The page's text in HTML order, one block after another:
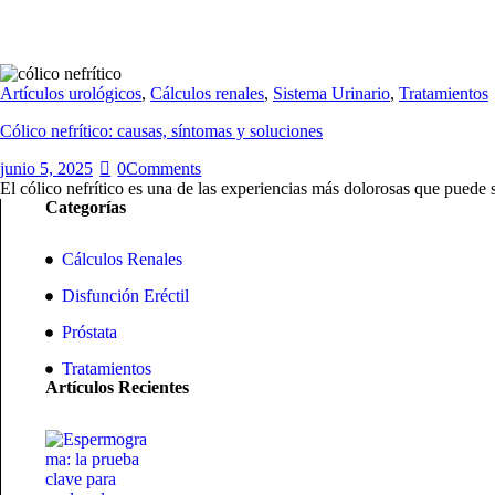
Artículos urológicos, Cálculos renales, Sistema Urinario, Tratamientos
Cólico nefrítico: causas, síntomas y soluciones
junio 5, 2025
0Comments
El cólico nefrítico es una de las experiencias más dolorosas que
Categorías
Cálculos Renales
Disfunción Eréctil
Próstata
Tratamientos
Artículos Recientes